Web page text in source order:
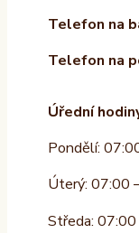
Telefon na
Telefon na
Úřední
Pondělí:
Úterý: 07:00
Středa: